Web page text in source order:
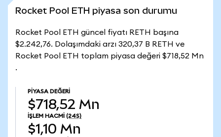
Rocket Pool ETH piyasa son durumu
Rocket Pool ETH güncel fiyatı RETH başına
$2.242,76. Dolaşımdaki arzı 320,37 B RETH ve
Rocket Pool ETH toplam piyasa değeri $718,52 Mn
.
PIYASA DEĞERI
$718,52 Mn
İŞLEM HACMI (24S)
$1,10 Mn